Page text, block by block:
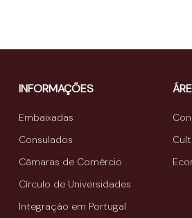
INFORMAÇÕES
Embaixadas
Consulados
Câmaras de Comércio
Círculo de Universidades
Integração em Portugal